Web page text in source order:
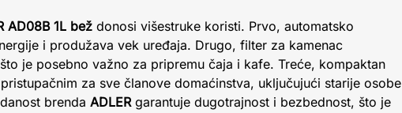
AD08B 1L bež donosi višestruke koristi. Prvo, automatsko
i produžava vek uređaja. Drugo, filter za kamenac
je posebno važno za pripremu čaja i kafe. Treće, kompaktan
za sve članove domaćinstva, uključujući starije osobe
brenda ADLERgarantuje dugotrajnost i bezbednost, što je